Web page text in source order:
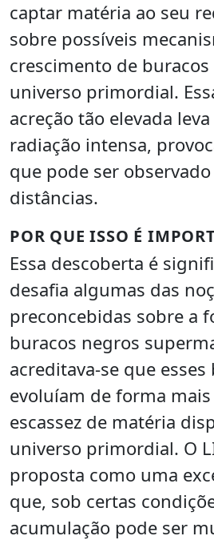
captar matéria ao seu
sobre possíveis
crescimento de
universo primordial.
acreção tão elevada
radiação intensa,
que pode ser
distâncias.
POR QUE ISSO É
Essa descoberta é
desafia algumas das
preconcebidas sobre a
buracos negros
acreditava-se que
evoluíam de forma
escassez de matéria
universo primordial. O
proposta como uma
que, sob certas
acumulação pode ser